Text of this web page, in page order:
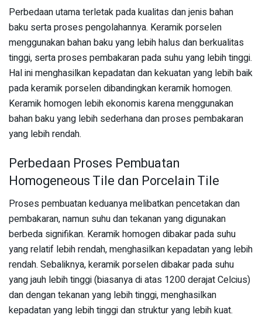
Perbedaan utama terletak pada kualitas dan jenis bahan
baku serta proses pengolahannya. Keramik porselen
menggunakan bahan baku yang lebih halus dan berkualitas
tinggi, serta proses pembakaran pada suhu yang lebih tinggi.
Hal ini menghasilkan kepadatan dan kekuatan yang lebih baik
pada keramik porselen dibandingkan keramik homogen.
Keramik homogen lebih ekonomis karena menggunakan
bahan baku yang lebih sederhana dan proses pembakaran
yang lebih rendah.
Perbedaan Proses Pembuatan
Homogeneous Tile dan Porcelain Tile
Proses pembuatan keduanya melibatkan pencetakan dan
pembakaran, namun suhu dan tekanan yang digunakan
berbeda signifikan. Keramik homogen dibakar pada suhu
yang relatif lebih rendah, menghasilkan kepadatan yang lebih
rendah. Sebaliknya, keramik porselen dibakar pada suhu
yang jauh lebih tinggi (biasanya di atas 1200 derajat Celcius)
dan dengan tekanan yang lebih tinggi, menghasilkan
kepadatan yang lebih tinggi dan struktur yang lebih kuat.